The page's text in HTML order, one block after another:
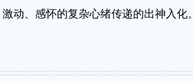
动、感怀的复杂心绪传递的出神入化。